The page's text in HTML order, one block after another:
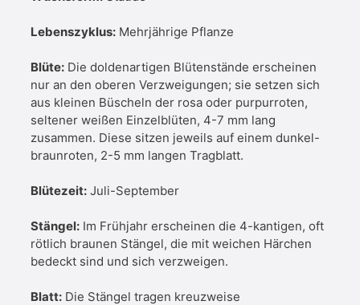
Lebenszyklus: Mehrjährige Pflanze
Blüte: Die doldenartigen Blütenstände erscheinen
nur an den oberen Verzweigungen; sie setzen sich
aus kleinen Büscheln der rosa oder purpurroten,
seltener weißen Einzelblüten, 4-7 mm lang
zusammen. Diese sitzen jeweils auf einem dunkel-
braunroten, 2-5 mm langen Tragblatt.
Blütezeit: Juli-September
Stängel: Im Frühjahr erscheinen die 4-kantigen, oft
rötlich braunen Stängel, die mit weichen Härchen
bedeckt sind und sich verzweigen.
Blatt: Die Stängel tragen kreuzweise